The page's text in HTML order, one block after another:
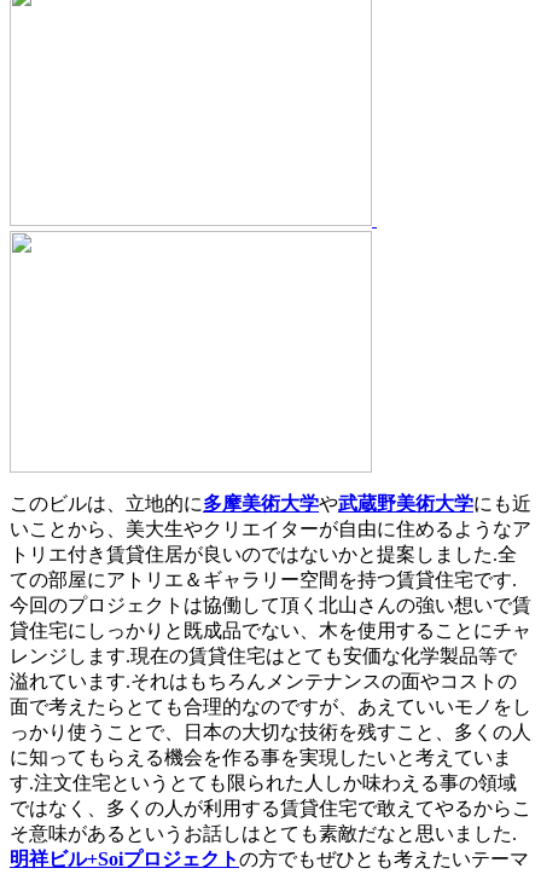
このビルは、立地的に多摩美術大学や武蔵野美術大学にも近
いことから、美大生やクリエイターが自由に住めるようなア
トリエ付き賃貸住居が良いのではないかと提案しました.全
ての部屋にアトリエ＆ギャラリー空間を持つ賃貸住宅です.
今回のプロジェクトは協働して頂く北山さんの強い想いで賃
貸住宅にしっかりと既成品でない、木を使用することにチャ
レンジします.現在の賃貸住宅はとても安価な化学製品等で
溢れています.それはもちろんメンテナンスの面やコストの
面で考えたらとても合理的なのですが、あえていいモノをし
っかり使うことで、日本の大切な技術を残すこと、多くの人
に知ってもらえる機会を作る事を実現したいと考えていま
す.注文住宅というとても限られた人しか味わえる事の領域
ではなく、多くの人が利用する賃貸住宅で敢えてやるからこ
そ意味があるというお話しはとても素敵だなと思いました.
明祥ビル+Soiプロジェクトの方でもぜひとも考えたいテーマ